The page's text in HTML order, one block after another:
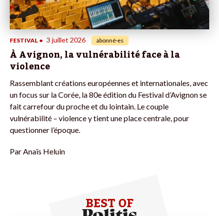
FESTIVAL • 3 juillet 2026 abonné·es
À Avignon, la vulnérabilité face à la
violence
Rassemblant créations européennes et internationales, avec
un focus sur la Corée, la 80e édition du Festival d’Avignon se
fait carrefour du proche et du lointain. Le couple
vulnérabilité – violence y tient une place centrale, pour
questionner l’époque.
ParAnaïs Heluin
BEST OF